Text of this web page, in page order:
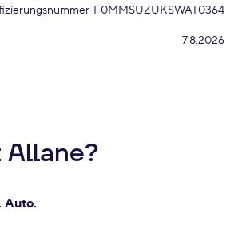
F0MMSUZUKSWAT0364
7.8.2026
Allane?
Auto.